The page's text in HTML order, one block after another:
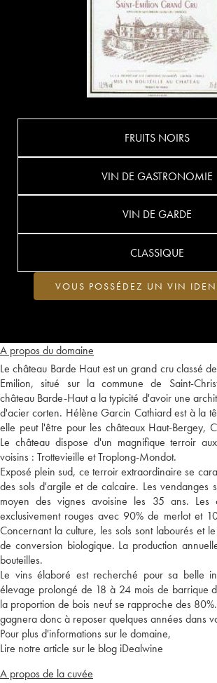
A propos du domaine
Le château Barde Haut est un grand cru classé
Emilion, situé sur la commune de Saint-
château Barde-Haut a la typicité d'avoir une
d'acier corten. Hélène Garcin Cathiard est à la
elle peut l'être pour les châteaux Haut-Bergey,
Le château dispose d'un magnifique terroir
voisins : Trottevieille et Troplong-Mondot.
Exposé plein sud, ce terroir extraordinaire se
des sols d'argile et de calcaire. Les vendanges
moyen des vignes avoisine les 35 ans. Les
exclusivement rouges avec 90% de merlot et
Concernant la culture, les sols sont labourés et
de conversion biologique. La production
bouteilles.
Le vins élaboré est recherché pour sa belle
élevage prolongé de 18 à 24 mois de barrique
la proportion de bois neuf se rapproche des
gagnera donc à reposer quelques années dans
Pour plus d'informations sur le domaine,
Lire notre article sur le blog iDealwine
A propos de la cuvée
FRUITS NOIRS
VIN DE GASTRONOMIE
VIN DE GARDE
CLASSIQUE
VOUS POSSÉDEZ UN VIN